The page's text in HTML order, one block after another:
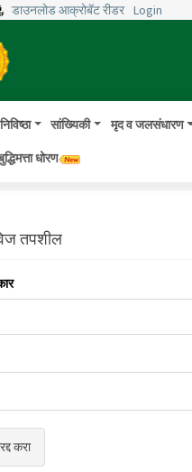
डाउनलोड आक्रोबॅट रीडर Login
निविष्ठा सांख्यिकी मृद व जलसंधारण
धोरण
तपशील